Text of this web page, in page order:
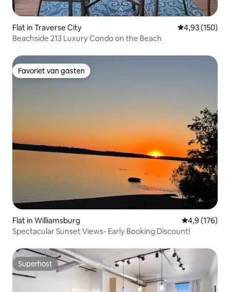
Flat in Traverse City Gemiddelde
4,93 (150)
Beachside 213 Luxury Condo on the Beach
Favoriet van gasten
Favoriet van gasten
Flat in Williamsburg Gemiddelde
4,9 (176)
Spectacular Sunset Views- Early Booking Discount!
Superhost
Superhost